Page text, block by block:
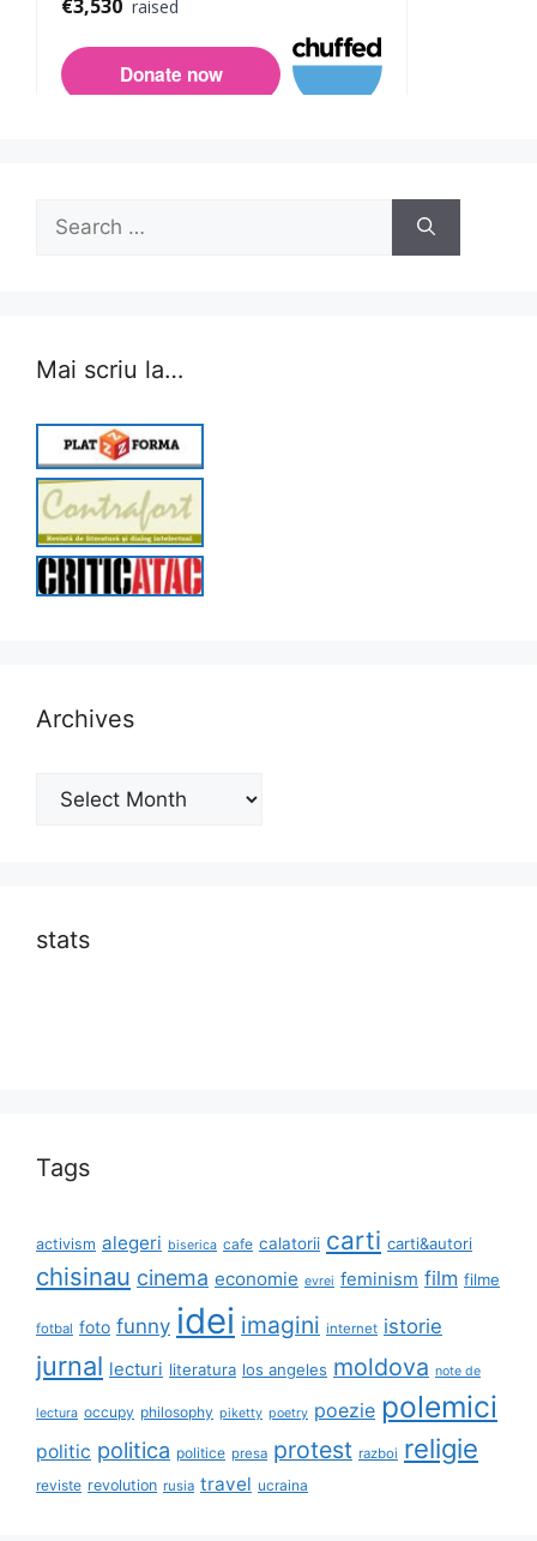
Search
for:
Mai scriu la…
Archives
Archives
stats
Tags
activism alegeri biserica cafe calatorii carti carti&autori
chisinau cinema economie evrei feminism film filme
fotbal foto funny idei imagini internet istorie
jurnal lecturi literatura los angeles moldova note de
lectura occupy philosophy piketty poetry poezie polemici
politic politica politice presa protest razboi religie
reviste revolution rusia travel ucraina